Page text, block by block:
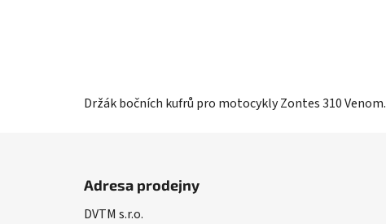
Držák bočních kufrů pro motocykly Zontes 310 Venom.
Adresa prodejny
DVTM s.r.o.